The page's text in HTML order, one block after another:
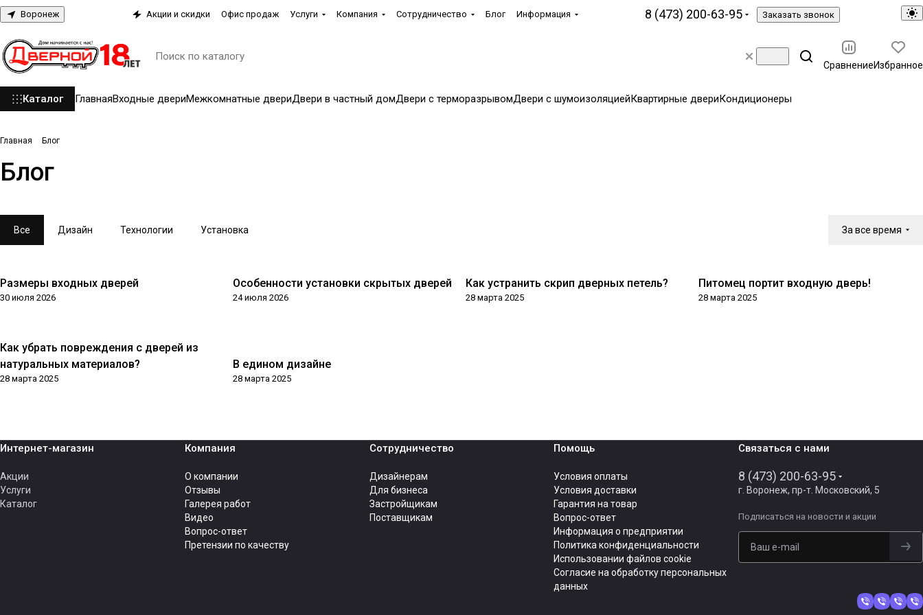
Воронеж Акции и скидки Офис продаж Услуги Компания Сотрудничество Блог Информация 8 (473) 200-63-95 Заказать звонок
СравнениеИзбранное
Каталог ГлавнаяВходные двериМежкомнатные двериДвери в частный домДвери с терморазрывомДвери с шумоизоляциейКвартирные двериКондиционеры
Главная Блог
Блог
Все Дизайн Технологии Установка За все время
Технологии
30 июля 2026
Размеры входных дверей Установка
24 июля 2026
Особенности установки скрытых дверей Установка
28 марта 2025
Как устранить скрип дверных петель? Технологии
28 марта 2025
Питомец портит входную дверь!
Технологии
28 марта 2025
Как убрать повреждения с дверей из
натуральных материалов?
28 марта 2025
В едином дизайне
Интернет-магазин
Акции
Услуги
Каталог
Компания
О компании
Отзывы
Галерея работ
Видео
Вопрос-ответ
Претензии по качеству
Сотрудничество
Дизайнерам
Для бизнеса
Застройщикам
Поставщикам
Помощь
Условия оплаты
Условия доставки
Гарантия на товар
Вопрос-ответ
Информация о предприятии
Политика конфиденциальности
Использовании файлов cookie
Согласие на обработку персональных
данных
Связаться с нами
8 (473) 200-63-95
г. Воронеж, пр-т. Московский, 5
Подписаться на новости и акции